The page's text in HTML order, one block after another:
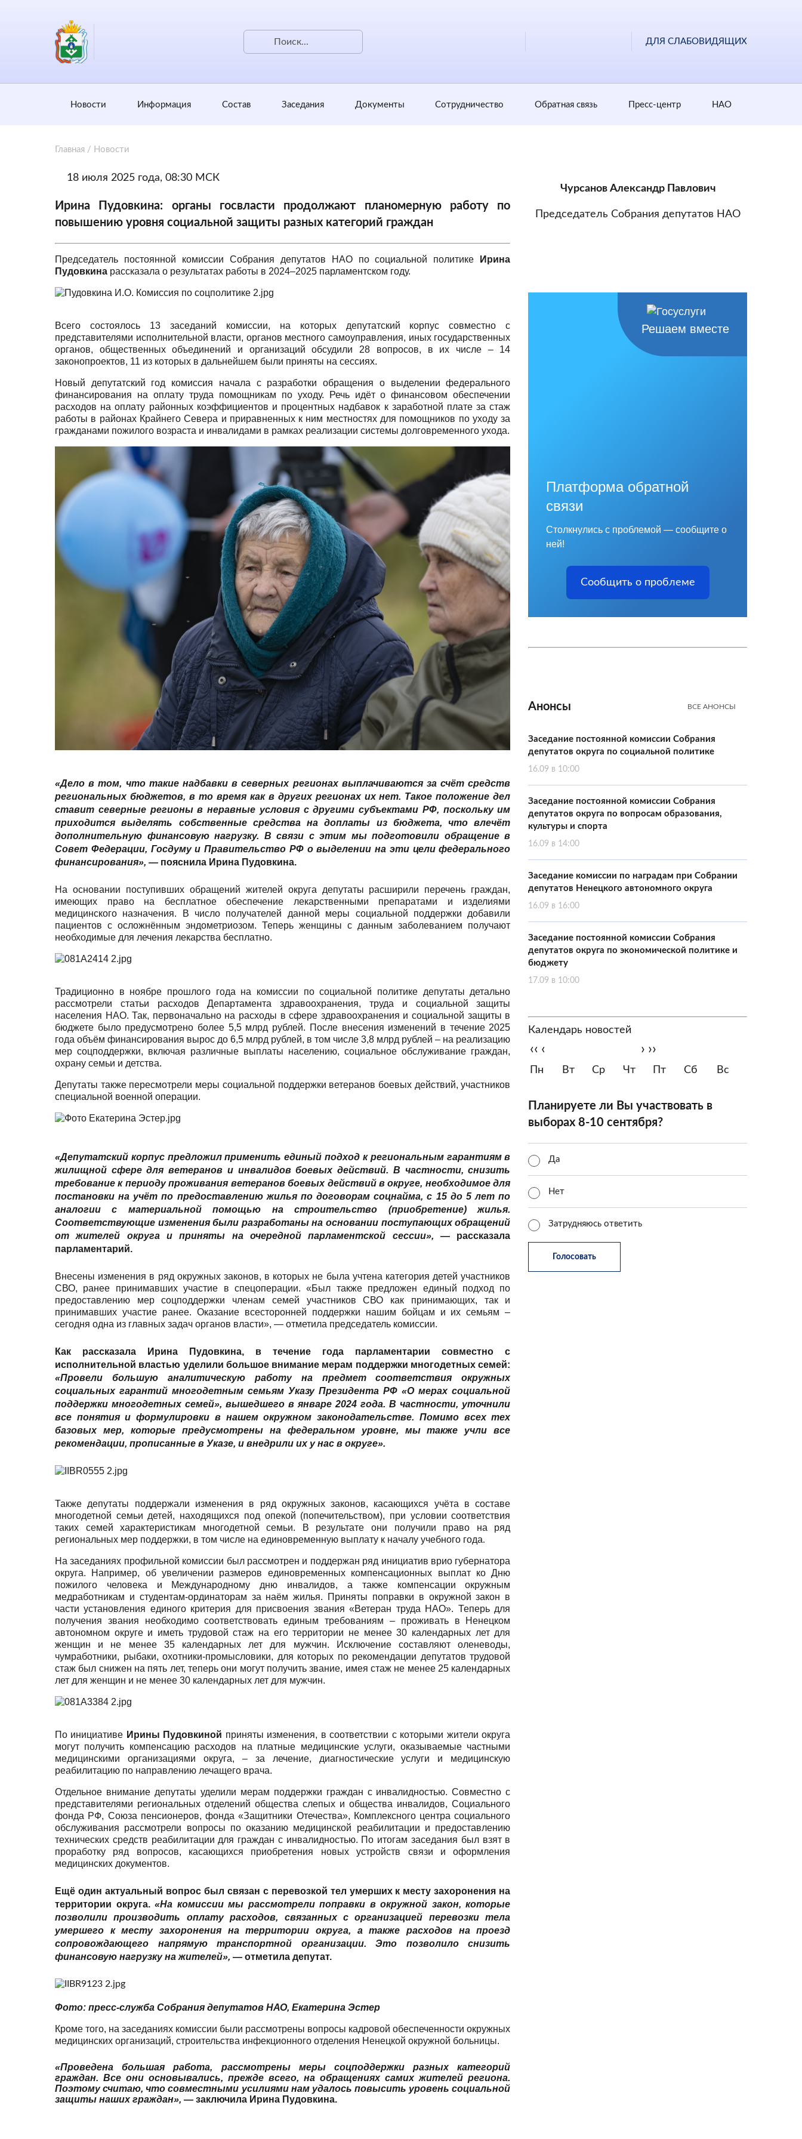
ДЛЯ СЛАБОВИДЯЩИХ
Новости Информация Состав Заседания Документы Сотрудничество Обратная cвязь Пресс-центр НАО
Главная / Новости
18 июля 2025 года, 08:30 МСК
Ирина Пудовкина: органы госвласти продолжают планомерную работу по
повышению уровня социальной защиты разных категорий граждан
Председатель постоянной комиссии Собрания депутатов НАО по социальной политике
Ирина
Пудовкина рассказала о результатах работы в 2024–2025 парламентском году.
Всего состоялось 13 заседаний комиссии, на которых депутатский корпус совместно с
представителями исполнительной власти, органов местного самоуправления, иных государственных
органов, общественных объединений и организаций обсудили 28 вопросов, в их числе – 14
законопроектов, 11 из которых в дальнейшем были приняты на сессиях.
Новый депутатский год комиссия начала с разработки обращения о выделении федерального
финансирования на оплату труда помощникам по уходу. Речь идёт о финансовом обеспечении
расходов на оплату районных коэффициентов и процентных надбавок к заработной плате за стаж
работы в районах Крайнего Севера и приравненных к ним местностях для помощников по уходу за
гражданами пожилого возраста и инвалидами в рамках реализации системы долговременного ухода.
«Дело в том, что такие надбавки в северных регионах выплачиваются за счёт средств
региональных бюджетов, в то время как в других регионах их нет. Такое положение дел
ставит северные регионы в неравные условия с другими субъектами РФ, поскольку им
приходится выделять собственные средства на доплаты из бюджета, что влечёт
дополнительную финансовую нагрузку. В связи с этим мы подготовили обращение в
Совет Федерации, Госдуму и Правительство РФ о выделении на эти цели федерального
финансирования», — пояснила Ирина Пудовкина.
На основании поступивших обращений жителей округа депутаты расширили перечень граждан,
имеющих право на бесплатное обеспечение лекарственными препаратами и изделиями
медицинского назначения. В число получателей данной меры социальной поддержки добавили
пациентов с осложнённым эндометриозом. Теперь женщины с данным заболеванием получают
необходимые для лечения лекарства бесплатно.
Традиционно в ноябре прошлого года на комиссии по социальной политике депутаты детально
рассмотрели статьи расходов Департамента здравоохранения, труда и социальной защиты
населения НАО. Так, первоначально на расходы в сфере здравоохранения и социальной защиты в
бюджете было предусмотрено более 5,5 млрд рублей. После внесения изменений в течение 2025
года объём финансирования вырос до 6,5 млрд рублей, в том числе 3,8 млрд рублей – на реализацию
мер соцподдержки, включая различные выплаты населению, социальное обслуживание граждан,
охрану семьи и детства.
Депутаты также пересмотрели меры социальной поддержки ветеранов боевых действий, участников
специальной военной операции.
«Депутатский корпус предложил применить единый подход к региональным гарантиям в
жилищной сфере для ветеранов и инвалидов боевых действий. В частности, снизить
требование к периоду проживания ветеранов боевых действий в округе, необходимое для
постановки на учёт по предоставлению жилья по договорам соцнайма, с 15 до 5 лет по
аналогии с материальной помощью на строительство (приобретение) жилья.
Соответствующие изменения были разработаны на основании поступающих обращений
от жителей округа и приняты на очередной парламентской сессии», — рассказала
парламентарий.
Внесены изменения в ряд окружных законов, в которых не была учтена категория детей участников
СВО, ранее принимавших участие в спецоперации. «Был также предложен единый подход по
предоставлению мер соцподдержки членам семей участников СВО как принимающих, так и
принимавших участие ранее. Оказание всесторонней поддержки нашим бойцам и их семьям –
сегодня одна из главных задач органов власти», — отметила председатель комиссии.
Как рассказала Ирина Пудовкина, в течение года парламентарии совместно с
исполнительной властью уделили большое внимание мерам поддержки многодетных семей:
«Провели большую аналитическую работу на предмет соответствия окружных
социальных гарантий многодетным семьям Указу Президента РФ «О мерах социальной
поддержки многодетных семей», вышедшего в январе 2024 года. В частности, уточнили
все понятия и формулировки в нашем окружном законодательстве. Помимо всех тех
базовых мер, которые предусмотрены на федеральном уровне, мы также учли все
рекомендации, прописанные в Указе, и внедрили их у нас в округе».
Также депутаты поддержали изменения в ряд окружных законов, касающихся учёта в составе
многодетной семьи детей, находящихся под опекой (попечительством), при условии соответствия
таких семей характеристикам многодетной семьи. В результате они получили право на ряд
региональных мер поддержки, в том числе на единовременную выплату к началу учебного года.
На заседаниях профильной комиссии был рассмотрен и поддержан ряд инициатив врио губернатора
округа. Например, об увеличении размеров единовременных компенсационных выплат ко Дню
пожилого человека и Международному дню инвалидов, а также компенсации окружным
медработникам и студентам-ординаторам за наём жилья. Приняты поправки в окружной закон в
части установления единого критерия для присвоения звания «Ветеран труда НАО». Теперь для
получения звания необходимо соответствовать единым требованиям – проживать в Ненецком
автономном округе и иметь трудовой стаж на его территории не менее 30 календарных лет для
женщин и не менее 35 календарных лет для мужчин. Исключение составляют оленеводы,
чумработники, рыбаки, охотники-промысловики, для которых по рекомендации депутатов трудовой
стаж был снижен на пять лет, теперь они могут получить звание, имея стаж не менее 25 календарных
лет для женщин и не менее 30 календарных лет для мужчин.
По инициативе Ирины Пудовкиной приняты изменения, в соответствии с которыми жители округа
могут получить компенсацию расходов на платные медицинские услуги, оказываемые частными
медицинскими организациями округа, – за лечение, диагностические услуги и медицинскую
реабилитацию по направлению лечащего врача.
Отдельное внимание депутаты уделили мерам поддержки граждан с инвалидностью. Совместно с
представителями региональных отделений общества слепых и общества инвалидов, Социального
фонда РФ, Союза пенсионеров, фонда «Защитники Отечества», Комплексного центра социального
обслуживания рассмотрели вопросы по оказанию медицинской реабилитации и предоставлению
технических средств реабилитации для граждан с инвалидностью. По итогам заседания был взят в
проработку ряд вопросов, касающихся приобретения новых устройств связи и оформления
медицинских документов.
Ещё один актуальный вопрос был связан с перевозкой тел умерших к месту захоронения на
территории округа.«На комиссии мы рассмотрели поправки в окружной закон, которые
позволили производить оплату расходов, связанных с организацией перевозки тела
умершего к месту захоронения на территории округа, а также расходов на проезд
сопровождающего напрямую транспортной организации. Это позволило снизить
финансовую нагрузку на жителей», — отметила депутат.
Фото: пресс-служба Собрания депутатов НАО, Екатерина Эстер
Кроме того, на заседаниях комиссии были рассмотрены вопросы кадровой обеспеченности окружных
медицинских организаций, строительства инфекционного отделения Ненецкой окружной больницы.
«Проведена большая работа, рассмотрены меры соцподдержки разных категорий
граждан. Все они основывались, прежде всего, на обращениях самих жителей региона.
Поэтому считаю, что совместными усилиями нам удалось повысить уровень социальной
защиты наших граждан», — заключила Ирина Пудовкина.
Чурсанов Александр Павлович
Председатель Собрания депутатов НАО
Решаем вместе
Платформа обратной
связи
Столкнулись с проблемой — сообщите о
ней!
Сообщить о проблеме
Анонсы ВСЕ АНОНСЫ
Заседание постоянной комиссии Собрания
депутатов округа по социальной политике
16.09 в 10:00
Заседание постоянной комиссии Собрания
депутатов округа по вопросам образования,
культуры и спорта
16.09 в 14:00
Заседание комиссии по наградам при Собрании
депутатов Ненецкого автономного округа
16.09 в 16:00
Заседание постоянной комиссии Собрания
депутатов округа по экономической политике и
бюджету
17.09 в 10:00
Календарь новостей
‹‹ ‹ › ››
Пн Вт Ср Чт Пт Сб Вс
Планируете ли Вы участвовать в
выборах 8-10 сентября?
Да
Нет
Затрудняюсь ответить